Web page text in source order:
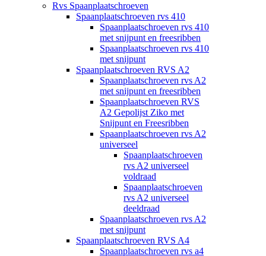
Rvs Spaanplaatschroeven
Spaanplaatschroeven rvs 410
Spaanplaatschroeven rvs 410
met snijpunt en freesribben
Spaanplaatschroeven rvs 410
met snijpunt
Spaanplaatschroeven RVS A2
Spaanplaatschroeven rvs A2
met snijpunt en freesribben
Spaanplaatschroeven RVS
A2 Gepolijst Ziko met
Snijpunt en Freesribben
Spaanplaatschroeven rvs A2
universeel
Spaanplaatschroeven
rvs A2 universeel
voldraad
Spaanplaatschroeven
rvs A2 universeel
deeldraad
Spaanplaatschroeven rvs A2
met snijpunt
Spaanplaatschroeven RVS A4
Spaanplaatschroeven rvs a4